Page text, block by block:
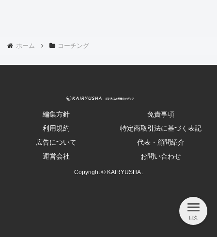
ホーム コーチング
編集方針
免責事項
利用規約
特定商取引法に基づく表記
広告について
代表・顧問紹介
運営会社
お問い合わせ
Copyright © KAIRYUSHA .
目次